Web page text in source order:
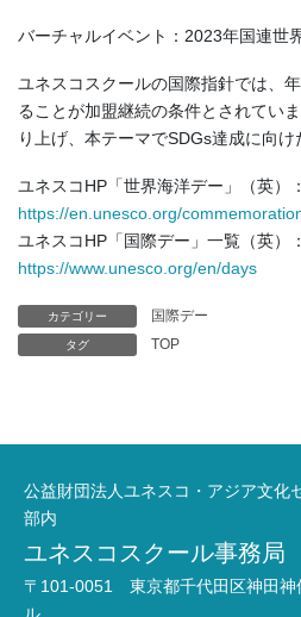
バーチャルイベント：2023年国連世
ユネスコスクールの国際指針では、
ることが加盟継続の条件とされてい
り上げ、本テーマでSDGs達成に向
ユネスコHP「世界海洋デー」（英）：
https://en.unesco.org/
ユネスコHP「国際デー」一覧（英）：
https://www.unesco.org/en/days
カテゴリー 国際デー
タグ TOP
公益財団法人ユネスコ・アジア文
部内
ユネスコスクール事務局
〒101-0051 東京都千代田区神田